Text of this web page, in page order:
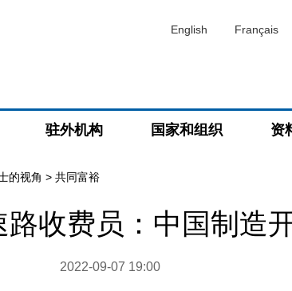
English Français
驻外机构 国家和组织 资
的视角 > 共同富裕
收费员：中国制造
2022-09-07 19:00